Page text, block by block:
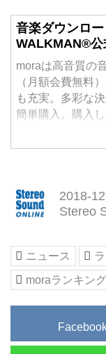
音楽ダウンロ
WALKMAN®公
moraは高音質の
（月額会費無料
も充実。多彩な
簡単購入。購入
2018-
Stereo
ニュース
moraランキング